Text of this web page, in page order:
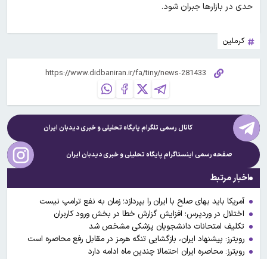
حدی در بازارها جبران شود.
کرملین
کانال رسمی تلگرام پایگاه تحلیلی و خبریدیدبان ایران
صفحه رسمی اینستاگرام پایگاه تحلیلی و خبریدیدبان ایران
اخبار مرتبط
آمریکا باید بهای صلح با ایران را بپردازد؛ زمان به نفع ترامپ نیست
اختلال در وردپرس؛ افزایش گزارش خطا در بخش ورود کاربران
تکلیف امتحانات دانشجویان پزشکی مشخص شد
رویترز: پیشنهاد ایران، بازگشایی تنگه هرمز در مقابل رفع محاصره است
رویترز: محاصره ایران احتمالا چندین ماه ادامه دارد